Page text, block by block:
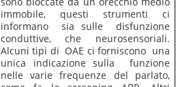
immobile, questi strumenti ci
informano sia sulle disfunzione
conduttive, che neurosensoriali.
Alcuni tipi di OAE ci forniscono una
unica indicazione sulla funzione
nelle varie frequenze del parlato,